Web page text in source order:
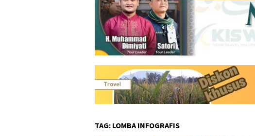
TAG: LOMBA INFOGRAFIS